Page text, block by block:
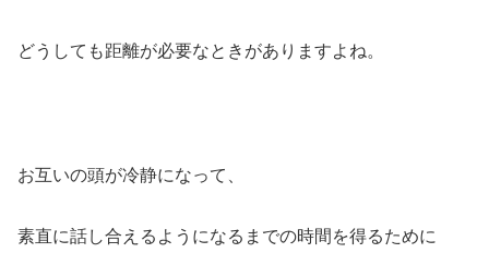
どうしても距離が必要なときがありますよね。
お互いの頭が冷静になって、
素直に話し合えるようになるまでの時間を得るために